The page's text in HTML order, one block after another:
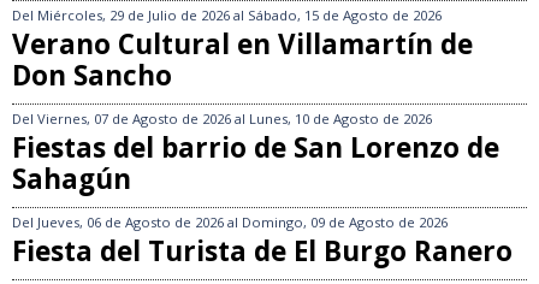
Del Miércoles, 29 de Julio de 2026 al Sábado, 15 de Agosto de 2026
Verano Cultural en Villamartín de
Don Sancho
Del Viernes, 07 de Agosto de 2026 al Lunes, 10 de Agosto de 2026
Fiestas del barrio de San Lorenzo de
Sahagún
Del Jueves, 06 de Agosto de 2026 al Domingo, 09 de Agosto de 2026
Fiesta del Turista de El Burgo Ranero